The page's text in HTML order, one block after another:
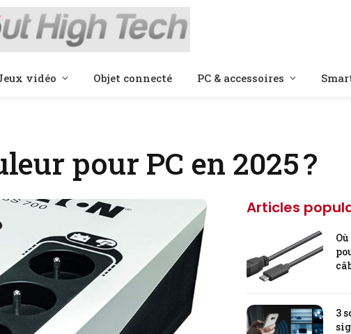
vidéo Objet connecté PC & accessoires
pour PC en 2025 ?
Articles
3